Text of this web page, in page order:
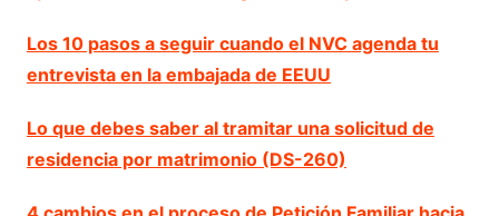
Los 10 pasos a seguir cuando el NVC agenda tu
entrevista en la embajada de EEUU
Lo que debes saber al tramitar una solicitud de
residencia por matrimonio (DS-260)